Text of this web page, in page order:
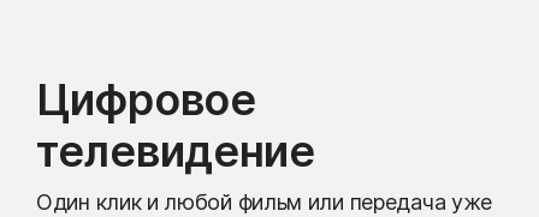
Цифровое
телевидение
Один клик и любой фильм или передача уже